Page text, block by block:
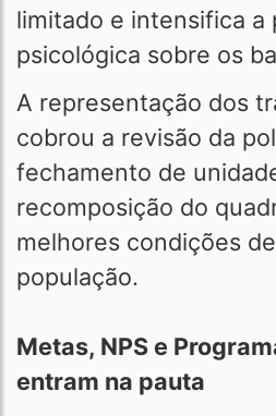
limitado e intensifica a
psicológica sobre os
A representação dos
cobrou a revisão da
fechamento de
recomposição do
melhores condições
população.
Metas, NPS e
entram na pauta